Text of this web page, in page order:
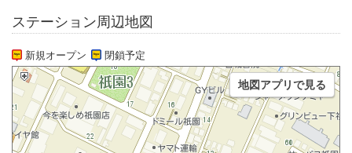
ステーション周辺地図
新規オープン 閉鎖予定
地図アプリで見る